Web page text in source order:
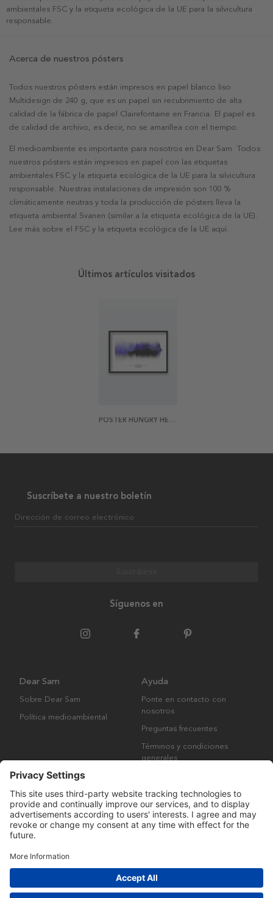
ambientales FSC y la etiqueta ecológica de la UE para la silvicultura
responsable.
Acerca de nuestros pósters
Todos nuestros pósters están impresos en papel blanco liso
Multidesign de 240 g, que es un papel sin recubrimiento de alta
calidad de la fábrica de papel Clairefontaine en Francia. El papel es
de calidad de archivo, es decir, no se amarillea con el tiempo.
El medioambiente es importante para nosotros en Dear Sam. Todos
nuestros pósters están impresos en papel con las etiquetas
ambientales FSC y la etiqueta ecológica de la UE para la silvicultura
responsable. Nuestras instalaciones de impresión son 100 %
climáticamente neutras y toda la producción de pósters lleva la
etiqueta ambiental Svanen (similar a la etiqueta ecológica de la UE).
Lee más sobre el FSC y la etiqueta ecológica de la UE aquí.
Últimos artículos visitados
POSTER HUNGRY HEART
Suscríbete a nuestro boletín
Dirección de correo electrónico
Síguenos en
Dear Sam
Sobre Dear Sam
Política medioambiental
Ayuda
Ponte en contacto con
nosotros
Preguntas frecuentes
Términos y condiciones
generales
Derechos de autor © Many Brands AB 2023. Todos los derechos